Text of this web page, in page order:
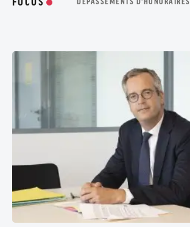
FOCUS DÉPASSEMENTS D'HONORAIRES